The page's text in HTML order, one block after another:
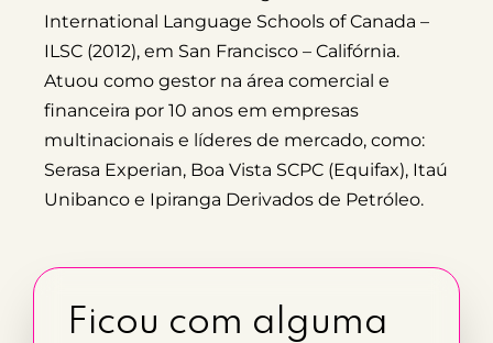
International Language Schools of Canada –
ILSC (2012), em San Francisco – Califórnia.
Atuou como gestor na área comercial e
financeira por 10 anos em empresas
multinacionais e líderes de mercado, como:
Serasa Experian, Boa Vista SCPC (Equifax), Itaú
Unibanco e Ipiranga Derivados de Petróleo.
Ficou com alguma